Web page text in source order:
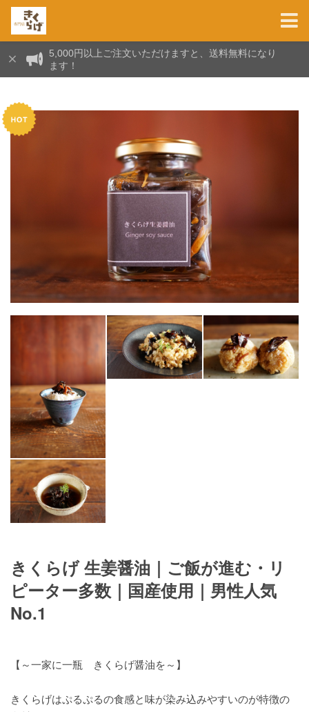
5,000円以上ご注文いただけますと、送料無料になり
ます！
きくらげ 生姜醤油｜ご飯が進む・リ
ピーター多数｜国産使用｜男性人気
No.1
【～一家に一瓶 きくらげ醤油を～】
きくらげはぷるぷるの食感と味が染み込みやすいのが特徴の